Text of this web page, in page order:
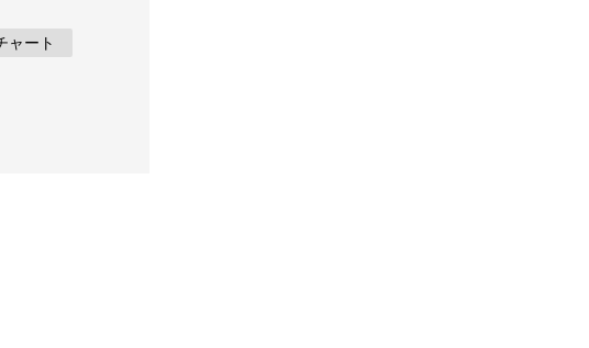
の重要性 機能
耗、接触は粗
効率、信頼性
ャート